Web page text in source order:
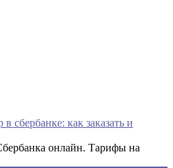
сбербанке: как заказать и
онлайн. Тарифы на